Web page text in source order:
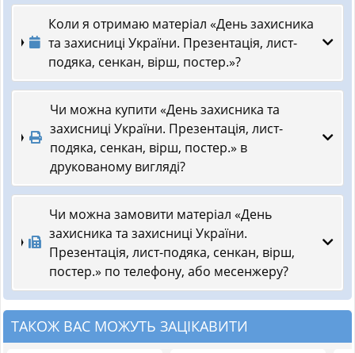
Коли я отримаю матеріал «День захисника
та захисниці України. Презентація, лист-
подяка, сенкан, вірш, постер.»?
Чи можна купити «День захисника та
захисниці України. Презентація, лист-
подяка, сенкан, вірш, постер.» в
друкованому вигляді?
Чи можна замовити матеріал «День
захисника та захисниці України.
Презентація, лист-подяка, сенкан, вірш,
постер.» по телефону, або месенжеру?
ТАКОЖ ВАС МОЖУТЬ ЗАЦІКАВИТИ